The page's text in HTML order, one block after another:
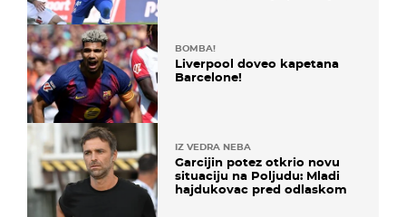
BOMBA!
Liverpool doveo kapetana
Barcelone!
IZ VEDRA NEBA
Garcijin potez otkrio novu
situaciju na Poljudu: Mladi
hajdukovac pred odlaskom